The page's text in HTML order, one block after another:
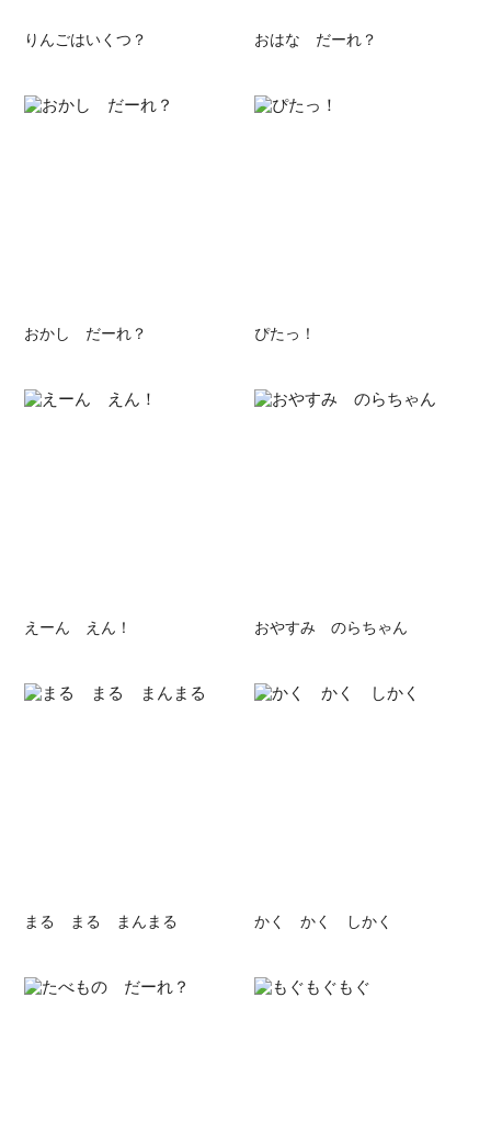
りんごはいくつ？ おはな だーれ？
おかし だーれ？ ぴたっ！
えーん えん！ おやすみ のらちゃん
まる まる まんまる かく かく しかく